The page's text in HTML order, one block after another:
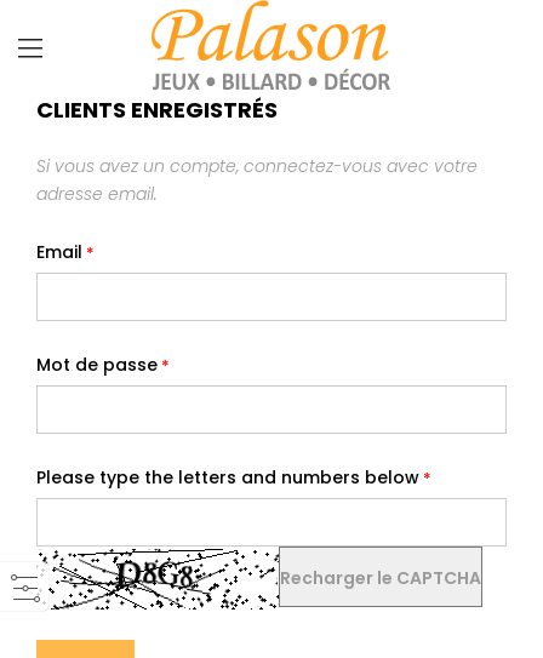
CLIENTS ENREGISTRÉS
Si vous avez un compte, connectez-vous avec votre
adresse email.
Email
Mot de passe
Please type the letters and numbers below
Recharger le CAPTCHA